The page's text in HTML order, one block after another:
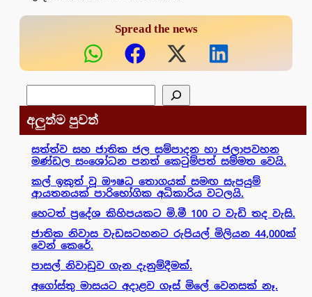
Spread the news
අලුත්ම පුවත්
සත්ත්ව සහ ජාතික ජල සම්පාදන හා ජලාපවහන
මණ්ඩල සංශෝධන පනත් කෙටුම්පත් සම්මත වෙයි.
කල් ඉකුත් වූ ඖෂධ තොගයක් සමඟ සැපයුම්
ආයතනයක් පාරිභෝගික අධිකාරිය වටලයි.
හෙටත් ප්‍රදේශ කිහිපයකට මි.මී 100 ට වැඩි තද වැසි.
ජාතික නිවාස වැඩසටහනට රුපියල් මිලියන 44,000ක්
වෙන් කෙරේ.
පාසල් නිවාඩුව ගැන දැනුම්දීමක්.
අගෝස්තු මාසයට අදාළව ගෑස් මිලේ වෙනසක් නෑ.